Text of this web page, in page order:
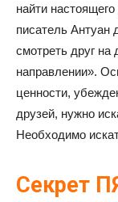
найти
писатель Антуан
смотреть друг на
направлении».
ценности,
друзей, нужно
Необходимо
Секрет